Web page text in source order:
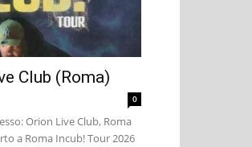
Club (Roma)
0
Orion Live Club, Roma
a Roma Incub! Tour 2026